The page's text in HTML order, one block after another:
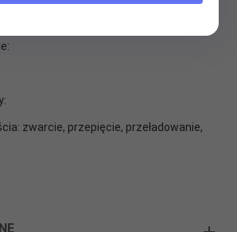
zwarcie, przepięcie, przeładowanie,